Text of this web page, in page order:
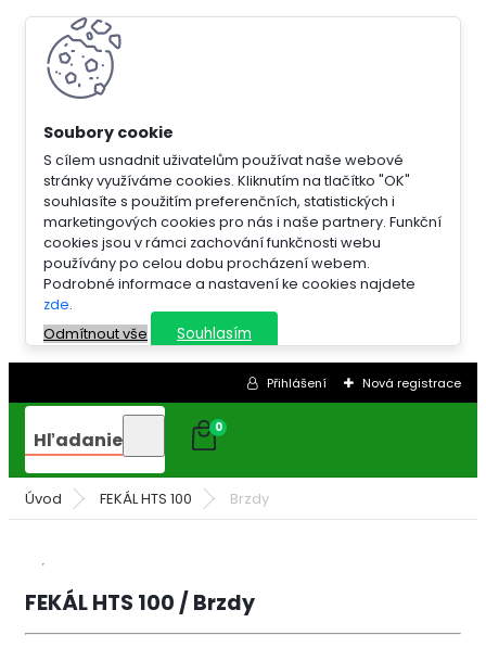
S cílem usnadnit uživatelům používat naše webové
stránky využíváme cookies. Kliknutím na tlačítko "OK"
souhlasíte s použitím preferenčních, statistických i
marketingových cookies pro nás i naše partnery. Funkční
cookies jsou v rámci zachování funkčnosti webu
používány po celou dobu procházení webem.
Podrobné informace a nastavení ke cookies najdete
zde.
Odmítnout vše
Souhlasím
Přihlášení Nová registrace
Hľadanie 0
Úvod FEKÁL HTS 100 Brzdy
FEKÁL HTS 100 / Brzdy